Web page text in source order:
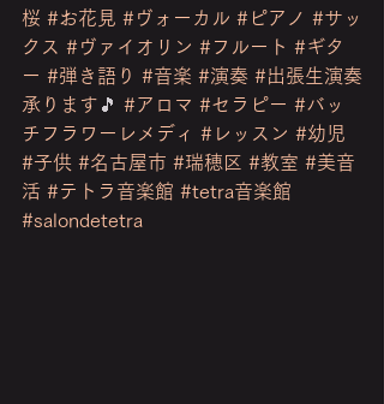
桜 #お花見 #ヴォーカル #ピアノ #サッ
クス #ヴァイオリン #フルート #ギタ
ー #弾き語り #音楽 #演奏 #出張生演奏
承ります 🎵 #アロマ #セラピー #バッ
チフラワーレメディ #レッスン #幼児
#子供 #名古屋市 #瑞穂区 #教室 #美音
活 #テトラ音楽館 #tetra音楽館
#salondetetra